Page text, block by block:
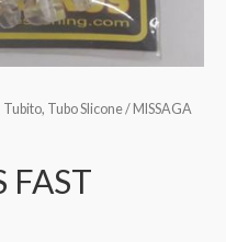
Tubo Slicone/ MISSAGA
FAST